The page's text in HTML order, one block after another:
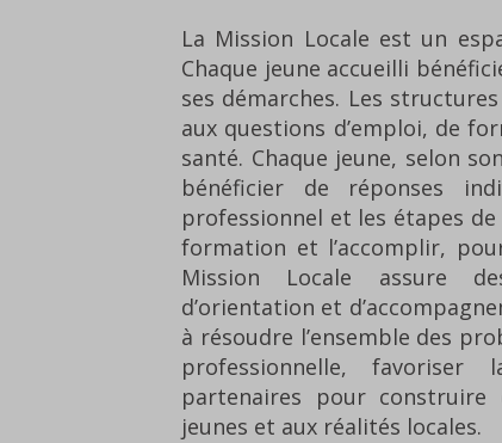
La Mission Locale est un
Chaque jeune accueilli
ses démarches. Les
aux questions d’emploi, de
santé. Chaque jeune, selon
bénéficier de réponses
professionnel et les étapes
formation et l’accomplir,
Mission Locale assure
d’orientation et
à résoudre l’ensemble des
professionnelle,
partenaires pour construire
jeunes et aux réalités locales.